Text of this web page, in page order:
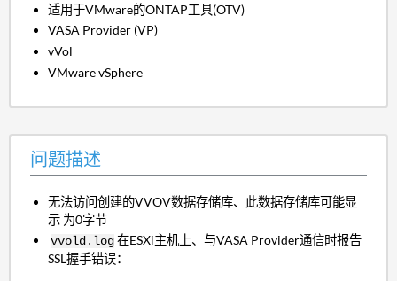
适用于VMware的ONTAP工具(OTV)
VASA Provider (VP)
vVol
VMware vSphere
问题描述
无法访问创建的VVOV数据存储库、此数据存储库可能显
示 为0字节
vvold.log在ESXi主机上、与VASA Provider通信时报告
SSL握手错误：